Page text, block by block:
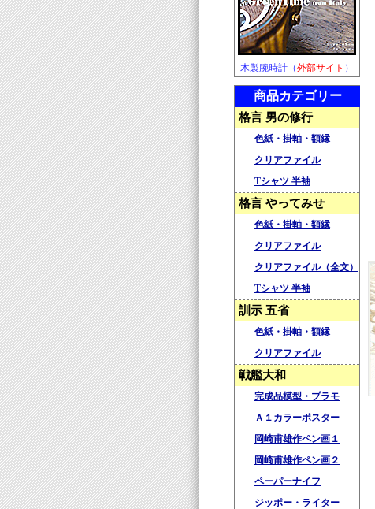
木製腕時計（外部サイト ）
商品カテゴリー
格言 男の修行
色紙・掛軸・額縁
クリアファイル
Tシャツ 半袖
格言 やってみせ
色紙・掛軸・額縁
クリアファイル
クリアファイル（全文）
Tシャツ 半袖
訓示 五省
色紙・掛軸・額縁
クリアファイル
戦艦大和
完成品模型・プラモ
Ａ１カラーポスター
岡崎甫雄作ペン画１
岡崎甫雄作ペン画２
ペーパーナイフ
ジッポー・ライター